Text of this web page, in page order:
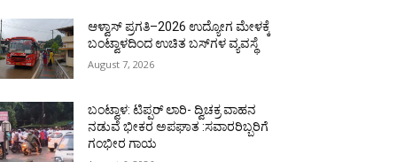
ಆಳ್ವಾಸ್ ಪ್ರಗತಿ–2026 ಉದ್ಯೋಗ ಮೇಳಕ್ಕೆ
ಬಂಟ್ವಾಳದಿಂದ ಉಚಿತ ಬಸ್‌ಗಳ ವ್ಯವಸ್ಥೆ
August 7, 2026
ಬಂಟ್ವಾಳ: ಟಿಪ್ಪರ್ ಲಾರಿ- ದ್ವಿಚಕ್ರ ವಾಹನ
ನಡುವೆ ಭೀಕರ ಅಪಘಾತ :ಸವಾರರಿಬ್ಬರಿಗೆ
ಗಂಭೀರ ಗಾಯ